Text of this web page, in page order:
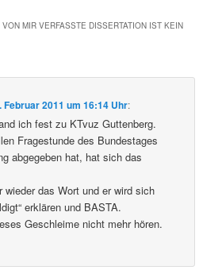
VON MIR VERFASSTE DISSERTATION IST KEIN
Februar 2011 um 16:14 Uhr:
ich fest zu KTvuz Guttenberg.
Fragestunde des Bundestages
abgegeben hat, hat sich das
wieder das Wort und er wird sich
erklären und BASTA.
Geschleime nicht mehr hören.